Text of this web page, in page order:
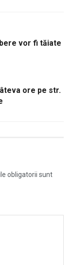
vor fi tăiate
ore pe str.
obligatorii sunt